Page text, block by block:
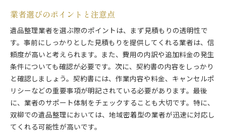
業者選びのポイントと注意点
遺品整理業者を選ぶ際のポイントは、まず見積もりの透明性で
す。事前にしっかりとした見積もりを提供してくれる業者は、信
頼度が高いと考えられます。また、費用の内訳や追加料金の発生
条件についても確認が必要です。次に、契約書の内容をしっかり
と確認しましょう。契約書には、作業内容や料金、キャンセルポ
リシーなどの重要事項が明記されている必要があります。最後
に、業者のサポート体制をチェックすることも大切です。特に、
双柳での遺品整理においては、地域密着型の業者が迅速に対応し
てくれる可能性が高いです。